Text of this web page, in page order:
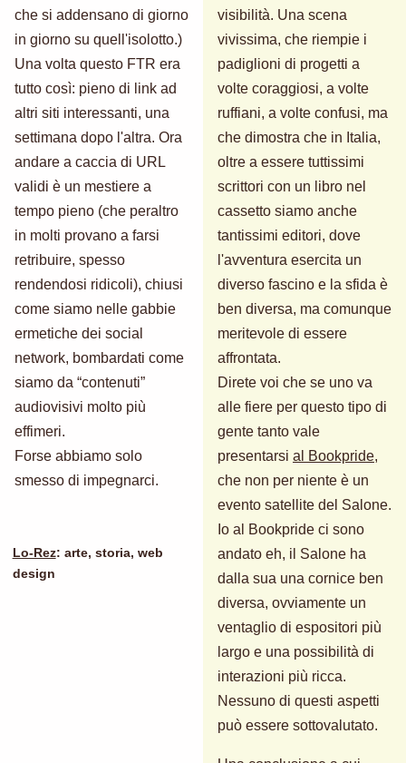
che si addensano di giorno
in giorno su quell'isolotto.)
Una volta questo FTR era
tutto così: pieno di link ad
altri siti interessanti, una
settimana dopo l'altra. Ora
andare a caccia di URL
validi è un mestiere a
tempo pieno (che peraltro
in molti provano a farsi
retribuire, spesso
rendendosi ridicoli), chiusi
come siamo nelle gabbie
ermetiche dei social
network, bombardati come
siamo da “contenuti”
audiovisivi molto più
effimeri.
Forse abbiamo solo
smesso di impegnarci.
Lo-Rez: arte, storia, web
design
visibilità. Una scena
vivissima, che riempie i
padiglioni di progetti a
volte coraggiosi, a volte
ruffiani, a volte confusi, ma
che dimostra che in Italia,
oltre a essere tuttissimi
scrittori con un libro nel
cassetto siamo anche
tantissimi editori, dove
l'avventura esercita un
diverso fascino e la sfida è
ben diversa, ma comunque
meritevole di essere
affrontata.
Direte voi che se uno va
alle fiere per questo tipo di
gente tanto vale
presentarsi al Bookpride,
che non per niente è un
evento satellite del Salone.
Io al Bookpride ci sono
andato eh, il Salone ha
dalla sua una cornice ben
diversa, ovviamente un
ventaglio di espositori più
largo e una possibilità di
interazioni più ricca.
Nessuno di questi aspetti
può essere sottovalutato.